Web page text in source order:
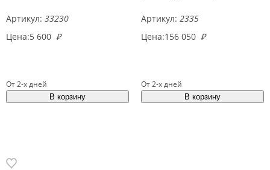
Артикул: 33230
Цена:5 600 ₽
От 2-х дней
Артикул: 2335
Цена:156 050 ₽
От 2-х дней